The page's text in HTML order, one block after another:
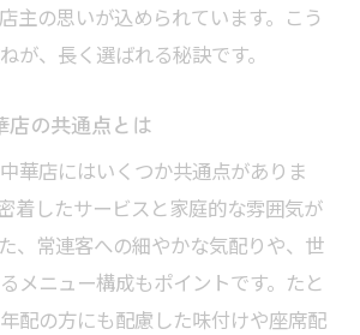
主の思いが込められています。こう
が、長く選ばれる秘訣です。
店の共通点とは
華店にはいくつか共通点がありま
着したサービスと家庭的な雰囲気が
、常連客への細やかな気配りや、世
メニュー構成もポイントです。たと
配の方にも配慮した味付けや座席配